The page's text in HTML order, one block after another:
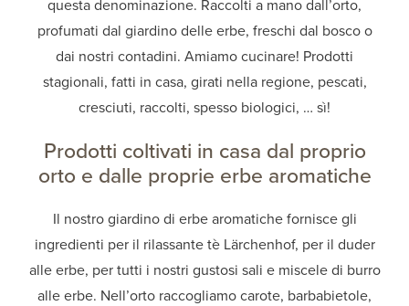
questa denominazione. Raccolti a mano dall’orto,
profumati dal giardino delle erbe, freschi dal bosco o
dai nostri contadini. Amiamo cucinare! Prodotti
stagionali, fatti in casa, girati nella regione, pescati,
cresciuti, raccolti, spesso biologici, … sì!
Prodotti coltivati in casa dal proprio
orto e dalle proprie erbe aromatiche
Il nostro giardino di erbe aromatiche fornisce gli
ingredienti per il rilassante tè Lärchenhof, per il duder
alle erbe, per tutti i nostri gustosi sali e miscele di burro
alle erbe. Nell’orto raccogliamo carote, barbabietole,